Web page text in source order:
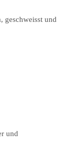
geschweisst und
und